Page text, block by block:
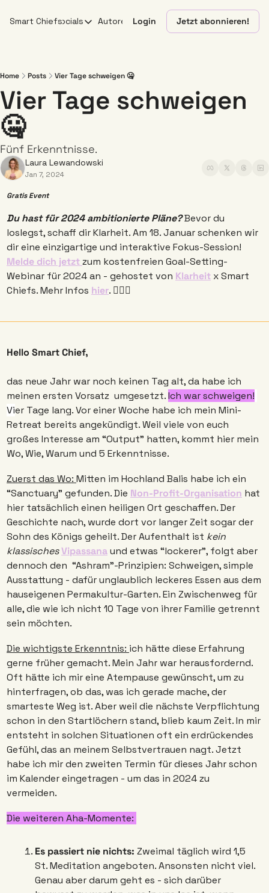
Smart ChiefsSocials
Socials
YouTube
Linkedin
Autoren Login Jetzt abonnieren!
Home Posts Vier Tage schweigen 🤐
Vier Tage schweigen
🤐
Fünf Erkenntnisse.
Laura Lewandowski
Jan 7, 2024
Gratis Event
Du hast für 2024 ambitionierte Pläne? Bevor du
loslegst, schaff dir Klarheit. Am 18. Januar schenken wir
Melde dich jetzt zum kostenfreien Goal-Setting-
Webinar für 2024 an - gehostet von Klarheit x Smart
Chiefs. Mehr Infos hier. 🧘🏼‍♀️
Hello Smart Chief,
das neue Jahr war noch keinen Tag alt, da habe ich
meinen ersten Vorsatz  umgesetzt. Ich war schweigen!
Vier Tage lang. Vor einer Woche habe ich mein Mini-
Retreat bereits angekündigt. Weil viele von euch
großes Interesse am “Output” hatten, kommt hier mein
Wo, Wie, Warum und 5 Erkenntnisse.
Zuerst das Wo: Mitten im Hochland Balis habe ich ein
“Sanctuary” gefunden. Die Non-Profit-Organisation hat
hier tatsächlich einen heiligen Ort geschaffen. Der
Geschichte nach, wurde dort vor langer Zeit sogar der
Sohn des Königs geheilt. Der Aufenthalt ist kein
klassisches Vipassana und etwas “lockerer”, folgt aber
dennoch den  “Ashram”-Prinzipien: Schweigen, simple
Ausstattung - dafür unglaublich leckeres Essen aus dem
hauseigenen Permakultur-Garten. Ein Zwischenweg für
alle, die wie ich nicht 10 Tage von ihrer Familie getrennt
sein möchten.
Die wichtigste Erkenntnis: ich hätte diese Erfahrung
gerne früher gemacht. Mein Jahr war herausfordernd.
Oft hätte ich mir eine Atempause gewünscht, um zu
hinterfragen, ob das, was ich gerade mache, der
smarteste Weg ist. Aber weil die nächste Verpflichtung
schon in den Startlöchern stand, blieb kaum Zeit. In mir
entsteht in solchen Situationen oft ein erdrückendes
Gefühl, das an meinem Selbstvertrauen nagt. Jetzt
habe ich mir den zweiten Termin für dieses Jahr schon
im Kalender eingetragen - um das in 2024 zu
vermeiden.
Die weiteren Aha-Momente:
Es passiert nie nichts: Zweimal täglich wird 1,5
St. Meditation angeboten. Ansonsten nicht viel.
Genau aber darum geht es - sich darüber